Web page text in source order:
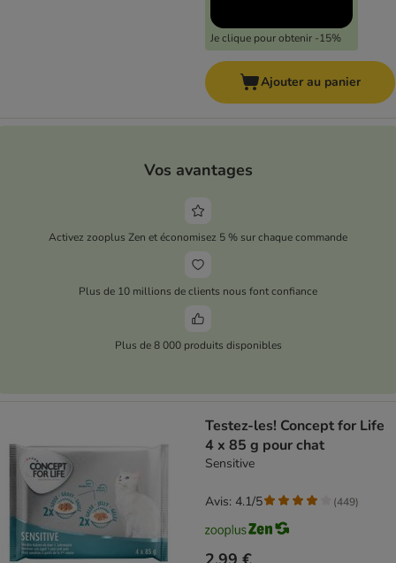
Je clique pour obtenir -15%
Ajouter au panier
Vos avantages
Activez zooplus Zen et économisez 5 % sur chaque commande
Plus de 10 millions de clients nous font confiance
Plus de 8 000 produits disponibles
Testez-les! Concept for Life
4 x 85 g pour chat
Sensitive
Avis: 4.1/5 (449)